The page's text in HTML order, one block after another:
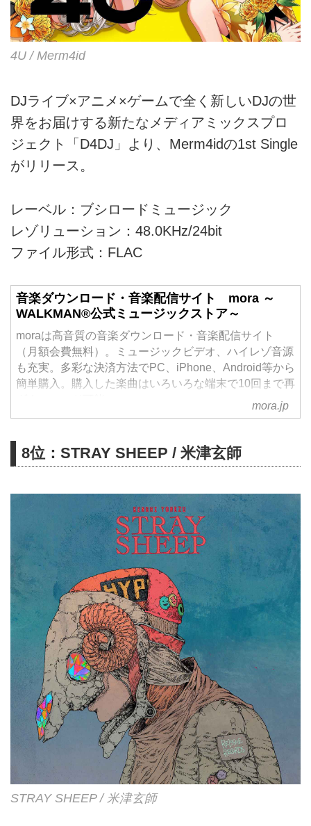
4U / Merm4id
DJライブ×アニメ×ゲームで全く新しいDJの世
界をお届けする新たなメディアミックスプロ
ジェクト「D4DJ」より、Merm4idの1st Single
がリリース。
レーベル：ブシロードミュージック
レゾリューション：48.0KHz/24bit
ファイル形式：FLAC
音楽ダウンロード・音楽配信サイト mora ～
WALKMAN®公式ミュージックストア～
moraは高音質の音楽ダウンロード・音楽配信サイト
（月額会費無料）。ミュージックビデオ、ハイレゾ音源
も充実。多彩な決済方法でPC、iPhone、Android等から
簡単購入。購入した楽曲はいろいろな端末で10回まで再
mora.jp
8位：STRAY SHEEP / 米津玄師
STRAY SHEEP / 米津玄師